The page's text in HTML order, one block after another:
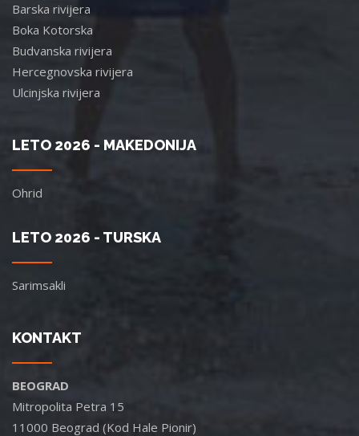
Barska rivijera
Boka Kotorska
Budvanska rivijera
Hercegnovska rivijera
Ulcinjska rivijera
LETO 2026 - MAKEDONIJA
Ohrid
LETO 2026 - TURSKA
Sarimsakli
KONTAKT
BEOGRAD
Mitropolita Petra 15
11000 Beograd (Kod Hale Pionir)